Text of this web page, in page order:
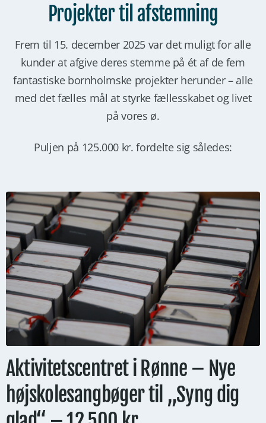
Projekter til afstemning
Frem til 15. december 2025 var det muligt for alle
kunder at afgive deres stemme på ét af de fem
fantastiske bornholmske projekter herunder – alle
med det fælles mål at styrke fællesskabet og livet
på vores ø.
Puljen på 125.000 kr. fordelte sig således:
Aktivitetscentret i Rønne – Nye
højskolesangbøger til „Syng dig